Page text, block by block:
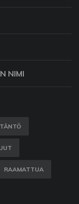
NIMI
RAAMATTUA